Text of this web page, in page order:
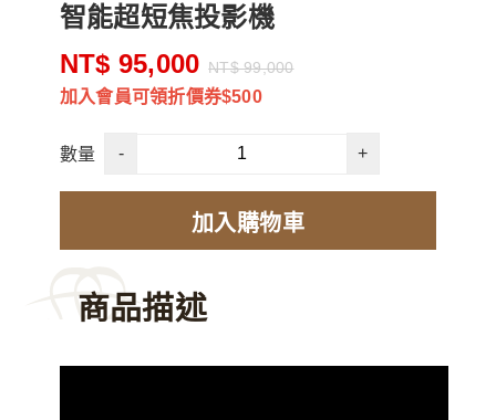
智能超短焦投影機
NT$ 95,000 NT$ 99,000
加入會員可領折價券$500
數量 - +
加入購物車
商品描述